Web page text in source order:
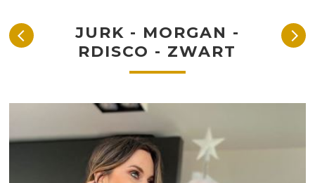
JURK - MORGAN -
RDISCO - ZWART